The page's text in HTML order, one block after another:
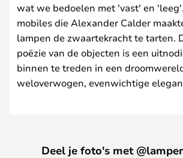
wat we bedoelen met 'vast' en
mobiles die Alexander Calder
lampen de zwaartekracht te tarten.
poëzie van de objecten is een
binnen te treden in een
weloverwogen, evenwichtige
Deel je foto's met